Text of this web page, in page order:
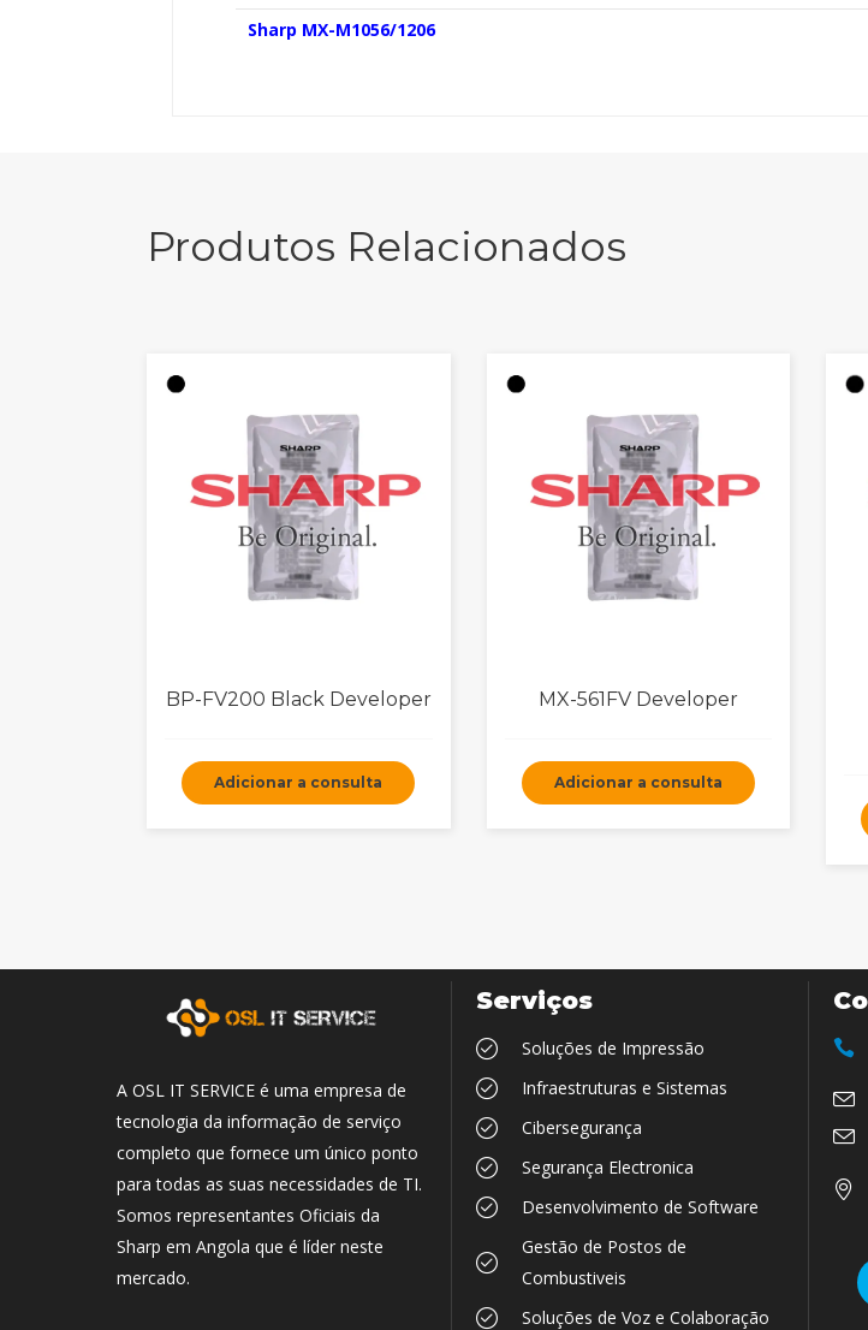
Sharp MX-M1056/1206
Produtos Relacionados
BP-FV200 Black Developer
Adicionar a consulta
MX-561FV Developer
Adicionar a consulta
A OSL IT SERVICE é uma empresa de
tecnologia da informação de serviço
completo que fornece um único ponto
para todas as suas necessidades de TI.
Somos representantes Oficiais da
Sharp em Angola que é líder neste
mercado.
Serviços
Soluções de Impressão
Infraestruturas e Sistemas
Cibersegurança
Segurança Electronica
Desenvolvimento de Software
Gestão de Postos de
Combustiveis
Soluções de Voz e Colaboração